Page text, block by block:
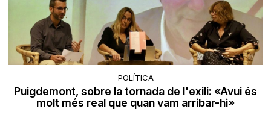
POLÍTICA
Puigdemont, sobre la tornada de l'exili: «Avui és
molt més real que quan vam arribar-hi»